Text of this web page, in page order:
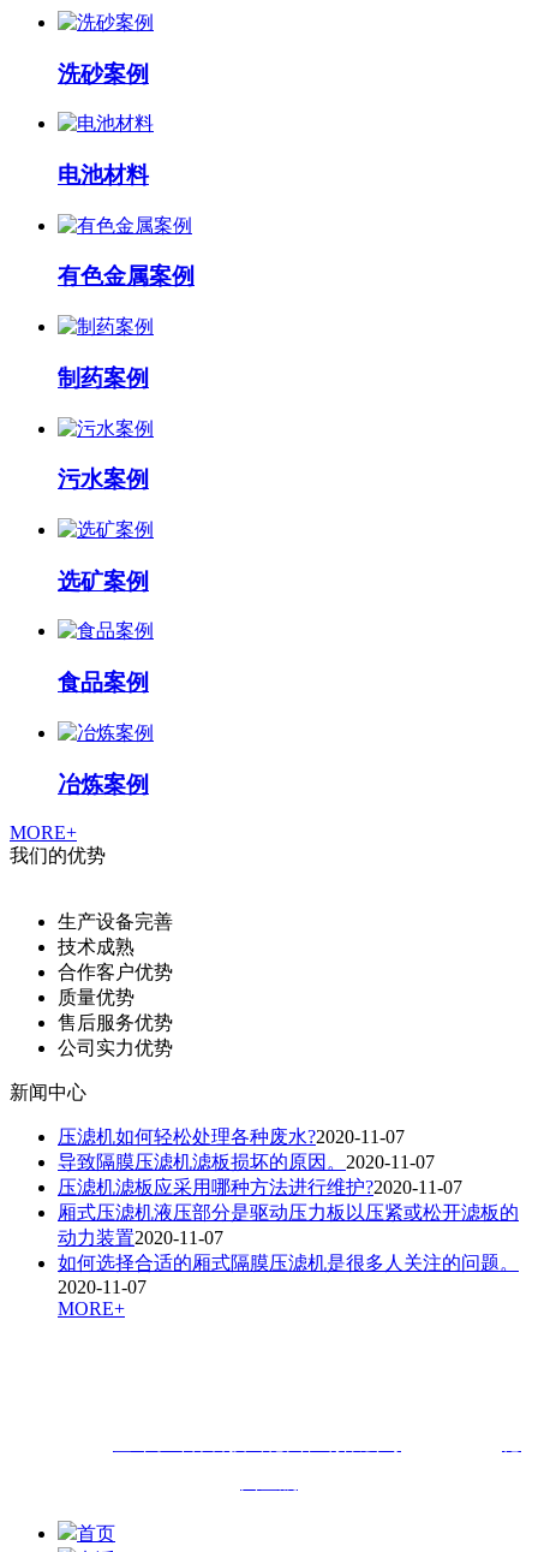
洗砂案例
电池材料
有色金属案例
制药案例
污水案例
选矿案例
食品案例
冶炼案例
MORE+
我们的优势
生产设备完善
技术成熟
合作客户优势
质量优势
售后服务优势
公司实力优势
新闻中心
压滤机如何轻松处理各种废水?2020-11-07
导致隔膜压滤机滤板损坏的原因。 2020-11-07
压滤机滤板应采用哪种方法进行维护?2020-11-07
厢式压滤机液压部分是驱动压力板以压紧或松开滤板的
动力装置2020-11-07
如何选择合适的厢式隔膜压滤机是很多人关注的问题。
2020-11-07
MORE+
首页